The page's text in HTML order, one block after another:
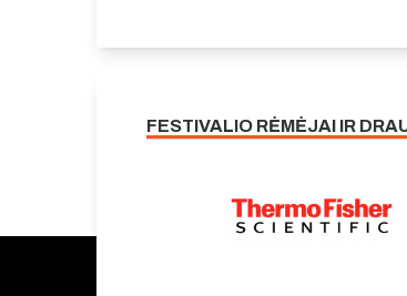
FESTIVALIO RĖMĖJAI IR